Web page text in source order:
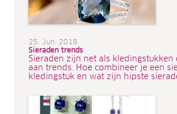
25. Jun. 2018
Sieraden trends
Sieraden zijn net als kledingstukken
aan trends. Hoe combineer je een
kledingstuk en wat zijn hipste